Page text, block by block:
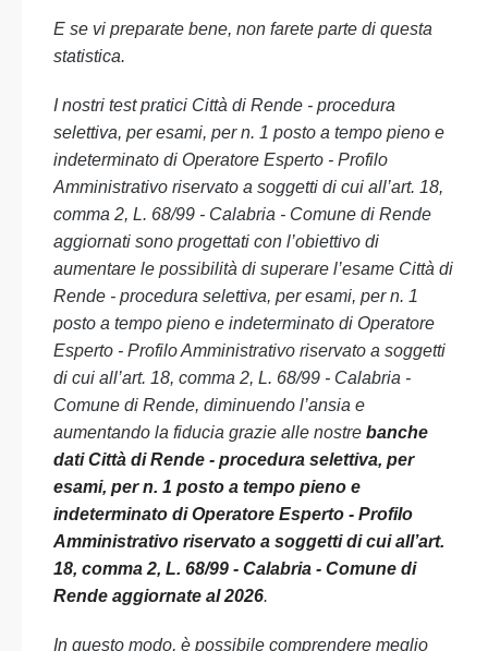
E se vi preparate bene, non farete parte di questa
statistica.
I nostri test pratici Città di Rende - procedura
selettiva, per esami, per n. 1 posto a tempo pieno e
indeterminato di Operatore Esperto - Profilo
Amministrativo riservato a soggetti di cui all’art. 18,
comma 2, L. 68/99 - Calabria - Comune di Rende
aggiornati sono progettati con l’obiettivo di
aumentare le possibilità di superare l’esame Città di
Rende - procedura selettiva, per esami, per n. 1
posto a tempo pieno e indeterminato di Operatore
Esperto - Profilo Amministrativo riservato a soggetti
di cui all’art. 18, comma 2, L. 68/99 - Calabria -
Comune di Rende, diminuendo l’ansia e
aumentando la fiducia grazie alle nostre banche
dati Città di Rende - procedura selettiva, per
esami, per n. 1 posto a tempo pieno e
indeterminato di Operatore Esperto - Profilo
Amministrativo riservato a soggetti di cui all’art.
18, comma 2, L. 68/99 - Calabria - Comune di
Rende aggiornate al 2026.
In questo modo, è possibile comprendere meglio